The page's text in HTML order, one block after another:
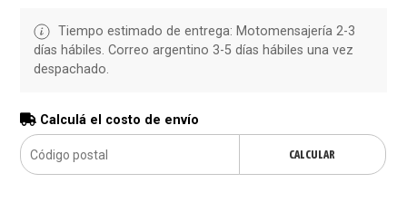
Tiempo estimado de entrega: Motomensajería 2-3
días hábiles. Correo argentino 3-5 días hábiles una vez
despachado.
Calculá el costo de envío
CALCULAR